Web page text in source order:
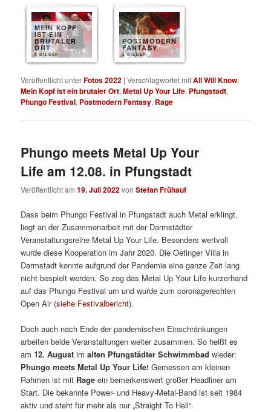
MEIN KOPF
IST EIN
BRUTALER
ORT
9 BILDER
POSTMODERN
FANTASY
5 BILDER
Veröffentlicht unterFotos 2022 |Verschlagwortet mitAll Will Know,
Mein Kopf ist ein brutaler Ort,Metal Up Your Life, Pfungstadt,
Phungo Festival, Postmodern Fantasy, Rage
Phungo meets Metal Up Your
Life am 12.08. in Pfungstadt
Veröffentlicht am19. Juli 2022vonStefan Frühauf
Dass beim Phungo Festival in Pfungstadt auch Metal erklingt,
liegt an der Zusammenarbeit mit der Darmstädter
Veranstaltungsreihe Metal Up Your Life. Besonders wertvoll
wurde diese Kooperation im Jahr 2020. Die Oetinger Villa in
Darmstadt konnte aufgrund der Pandemie eine ganze Zeit lang
nicht bespielt werden. So zog das Metal Up Your Life kurzerhand
auf das Phungo Festival um und wurde zum coronagerechten
Open Air (siehe Festivalbericht).
Doch auch nach Ende der pandemischen Einschränkungen
arbeiten beide Veranstaltungen weiter zusammen. So heißt es
am12. August imalten Pfungstädter Schwimmbad wieder:
Phungo meets Metal Up Your Life!Gemessen am kleinen
Rahmen ist mit Rage ein bemerkenswert großer Headliner am
Start. Die bekannte Power- und Heavy-Metal-Band ist seit 1984
aktiv und steht für mehr als nur „Straight To Hell“.